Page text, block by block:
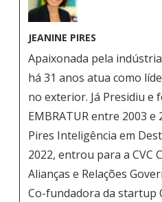
JEANINE PIRES
Apaixonada pela
há 31 anos atua como
no exterior. Já Presidiu e
EMBRATUR entre 2003 e
Pires Inteligência em
2022, entrou para a CVC
Alianças e Relações
Co-fundadora da startup